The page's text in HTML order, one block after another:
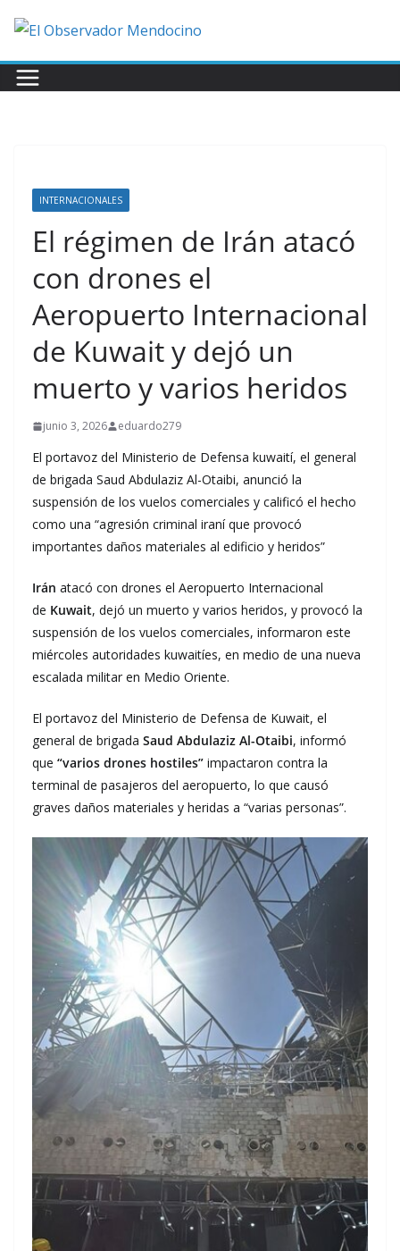
contenido
INTERNACIONALES
El régimen de Irán atacó
con drones el
Aeropuerto Internacional
de Kuwait y dejó un
muerto y varios heridos
junio 3, 2026 eduardo279
El portavoz del Ministerio de Defensa kuwaití, el general
de brigada Saud Abdulaziz Al-Otaibi, anunció la
suspensión de los vuelos comerciales y calificó el hecho
como una “agresión criminal iraní que provocó
importantes daños materiales al edificio y heridos”
Irán atacó con drones el Aeropuerto Internacional
de Kuwait, dejó un muerto y varios heridos, y provocó la
suspensión de los vuelos comerciales, informaron este
miércoles autoridades kuwaitíes, en medio de una nueva
escalada militar en Medio Oriente.
El portavoz del Ministerio de Defensa de Kuwait, el
general de brigada Saud Abdulaziz Al-Otaibi, informó
que “varios drones hostiles” impactaron contra la
terminal de pasajeros del aeropuerto, lo que causó
graves daños materiales y heridas a “varias personas”.